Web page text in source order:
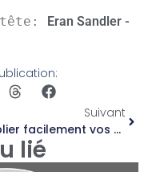
Eran Sandler -
Suivant
Publier facilement vos vidéos
lié